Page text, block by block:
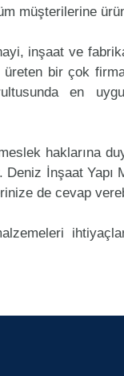
müşterilerine
inşaat ve
bir çok
en
haklarına
Deniz İnşaat
de cevap